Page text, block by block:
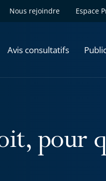
Nous rejoindre Espace
Avis consultatifs
pour